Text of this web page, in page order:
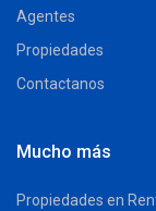
Agentes
Propiedades
Contactanos
Mucho más
Propiedades en